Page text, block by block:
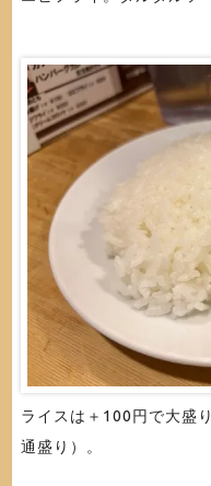
ライスは＋100円で大盛
通盛り）。